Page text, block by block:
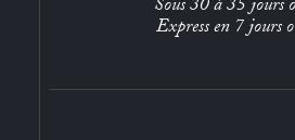
Sous 30 à 35 jours
Express en 7 jours